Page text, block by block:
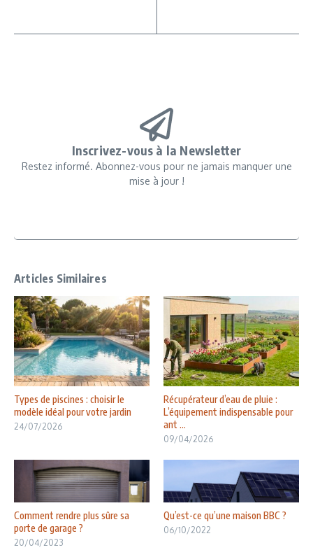
Inscrivez-vous à la Newsletter
Restez informé. Abonnez-vous pour ne jamais manquer une
mise à jour !
Articles Similaires
Types de piscines : choisir le
modèle idéal pour votre jardin
24/07/2026
Récupérateur d’eau de pluie :
L’équipement indispensable pour
ant ...
09/04/2026
Comment rendre plus sûre sa
porte de garage ?
20/04/2023
Qu’est-ce qu’une maison BBC ?
06/10/2022